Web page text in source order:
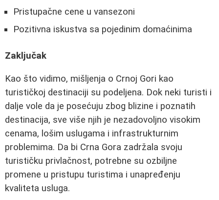
Pristupačne cene u vansezoni
Pozitivna iskustva sa pojedinim domaćinima
Zaključak
Kao što vidimo, mišljenja o Crnoj Gori kao
turističkoj destinaciji su podeljena. Dok neki turisti i
dalje vole da je posećuju zbog blizine i poznatih
destinacija, sve više njih je nezadovoljno visokim
cenama, lošim uslugama i infrastrukturnim
problemima. Da bi Crna Gora zadržala svoju
turističku privlačnost, potrebne su ozbiljne
promene u pristupu turistima i unapređenju
kvaliteta usluga.